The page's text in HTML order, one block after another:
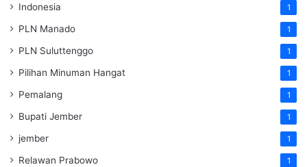
Indonesia 1
PLN Manado 1
PLN Suluttenggo 1
Pilihan Minuman Hangat 1
Pemalang 1
Bupati Jember 1
jember 1
Relawan Prabowo 1